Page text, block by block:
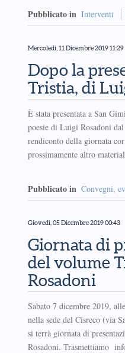
Pubblicato in Interventi
Mercoledì, 11 Dicembre 2019 11:29
Dopo la
Tristia, di
È stata presentata a San
poesie di Luigi Rosadoni
rendiconto della giornata
prossimamente altro
Pubblicato in Convegni,
Giovedì, 05 Dicembre 2019 00:43
Giornata di
del volume
Rosadoni
Sabato 7 dicembre 2019,
nella sede del Cisreco (via
si terrà giornata di
Rosadoni. Trasmettiamo